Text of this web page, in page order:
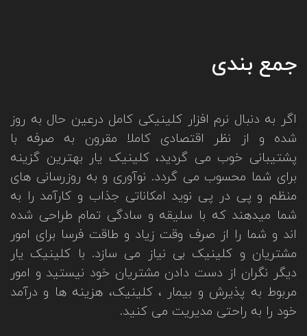
جمع بندی
اگر به دنبال نرم افزار کلینیکی کامل درعین حال به روز
شده و از نظر اقتصادی کاملا مقرون به صرفه با
پشتیبانی خوب می گردید، کلینیک یار بهترین گزینه
برای شما محسوب می گردد. نوآوری و به روزرسانی های
منظم و پی در پی نوید امکاناتی جذاب و کارآمد را به
شما میدهند که با سلیقه و سادگی تمام طراحی شده
اند و شما را از صرف وقت زیاد و طاقت فرسا برای امور
مشتریان و کلینیک بی نیاز می سازد. با کلینیک یار
دیگر نگران از دست دادن مشتریان خود نیستید و امور
مربوط به پذیرش و بیمار ، کلینیک، هزینه ها و درآمد
خود را به راحتی مدیریت می کنید.